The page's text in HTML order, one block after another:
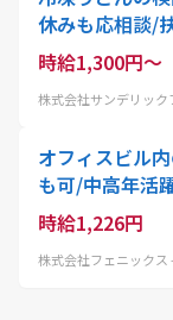
休みも応相談/
時給1,300円～
株式会社サンデリック
オフィスビル
も可/中高年活
時給1,226円
株式会社フェニックス